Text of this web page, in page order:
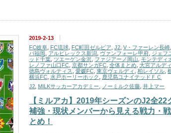
2019-2-13
FC岐阜 FC琉球 FC町田ゼルビア J2 V・ファーレン長崎
パ福岡
アルビレックス新潟 ヴァンフォーレ甲府 ジェフ
ッド千葉 ツエーゲン金沢 ファジアーノ岡山 モンテディ
レノファ山口FC 京都サンガFC 全体まとめ 大宮アルデ
徳島ヴォルティス
愛媛FC 東京ヴェルディ 柏レイソル
横浜FC 水戸ホーリーホック
鹿児島ユナイテッドＦＣ
J2 MILKサッカーアカデミー ノーミルク佐藤 井上マー
【ミルアカ】2019年シーズンのJ2全22
補強・現状メンバーから見える戦力・
とめ！